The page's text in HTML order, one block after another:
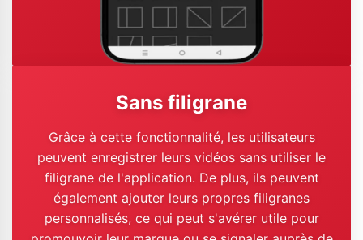
Sans filigrane
Grâce à cette fonctionnalité, les utilisateurs
peuvent enregistrer leurs vidéos sans utiliser le
filigrane de l'application. De plus, ils peuvent
également ajouter leurs propres filigranes
personnalisés, ce qui peut s'avérer utile pour